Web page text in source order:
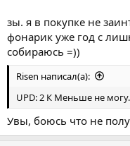
зы. я в покупке не
фонарик уже год с
собираюсь =))
Risen написал(а):
UPD: 2 К Меньше не могу.
Увы, боюсь что не